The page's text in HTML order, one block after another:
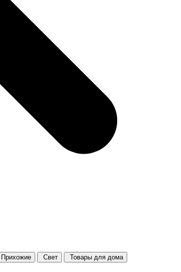
Прихожие Свет
Товары для дома